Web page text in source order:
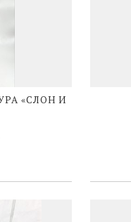
«СЛОН И